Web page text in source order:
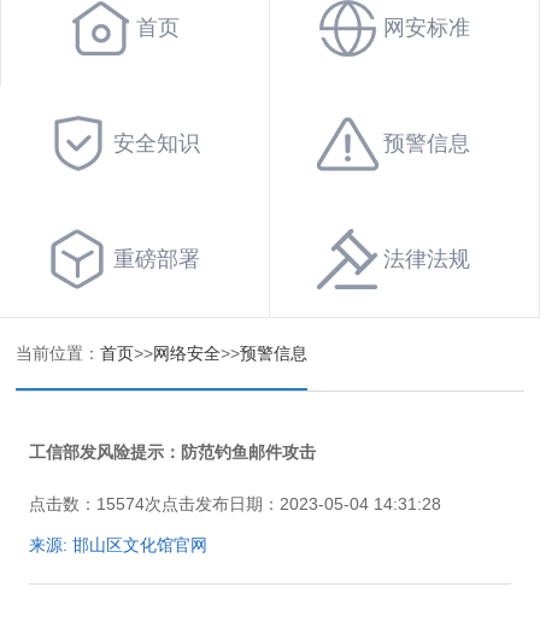
首页 网安标准
安全知识 预警信息
重磅部署 法律法规
当前位置：首页>>网络安全>>预警信息
工信部发风险提示：防范钓鱼邮件攻击
点击数：15574次点击发布日期：2023-05-04 14:31:28
来源: 邯山区文化馆官网